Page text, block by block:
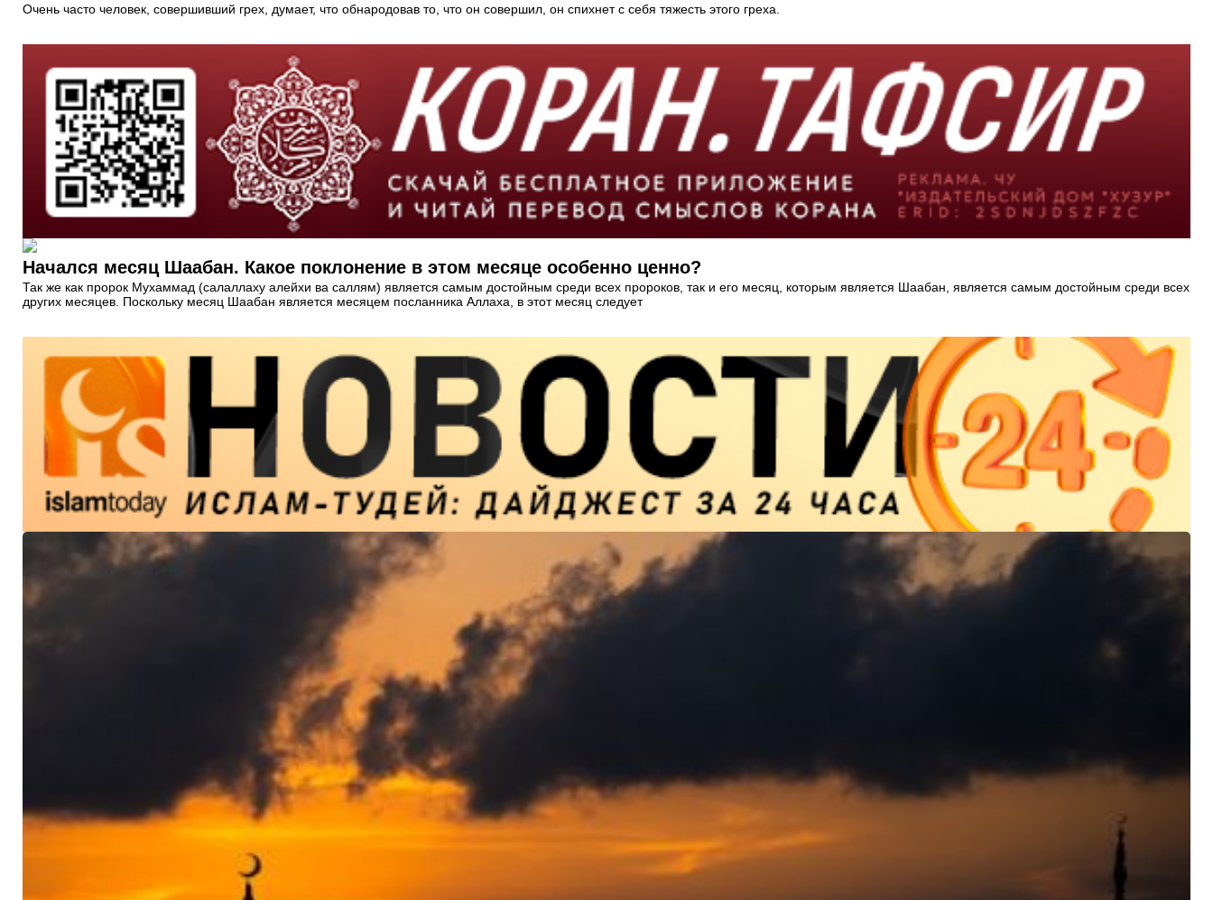
Очень часто человек, совершивший грех, думает, что обнародовав то, что он совершил, он спихнет с себя тяжесть этого греха.
Начался месяц Шаабан. Какое поклонение в этом месяце особенно ценно?
Так же как пророк Мухаммад (салаллаху алейхи ва саллям) является самым достойным среди всех пророков, так и его месяц, которым является Шаабан, является самым достойным среди всех
других месяцев. Поскольку месяц Шаабан является месяцем посланника Аллаха, в этот месяц следует